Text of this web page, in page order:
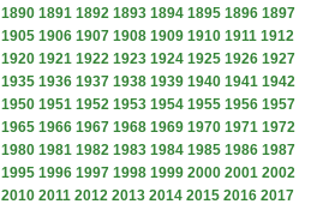
1890 1891 1892 1893 1894 1895 1896 1897
1905 1906 1907 1908 1909 1910 1911 1912
1920 1921 1922 1923 1924 1925 1926 1927
1935 1936 1937 1938 1939 1940 1941 1942
1950 1951 1952 1953 1954 1955 1956 1957
1965 1966 1967 1968 1969 1970 1971 1972
1980 1981 1982 1983 1984 1985 1986 1987
1995 1996 1997 1998 1999 2000 2001 2002
2010 2011 2012 2013 2014 2015 2016 2017